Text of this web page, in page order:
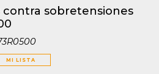
sobretensiones
MI LISTA